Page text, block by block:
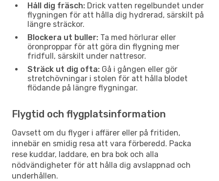
Håll dig fräsch: Drick vatten regelbundet under
flygningen för att hålla dig hydrerad, särskilt på
längre sträckor.
Blockera ut buller: Ta med hörlurar eller
öronproppar för att göra din flygning mer
fridfull, särskilt under nattresor.
Sträck ut dig ofta: Gå i gången eller gör
stretchövningar i stolen för att hålla blodet
flödande på längre flygningar.
Flygtid och flygplatsinformation
Oavsett om du flyger i affärer eller på fritiden,
innebär en smidig resa att vara förberedd. Packa
rese kuddar, laddare, en bra bok och alla
nödvändigheter för att hålla dig avslappnad och
underhållen.